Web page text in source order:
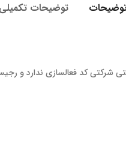
توضیحات تکمیلی
شرکتی کد فعالسازی ندارد